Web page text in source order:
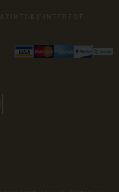
TIKTOK PINTEREST